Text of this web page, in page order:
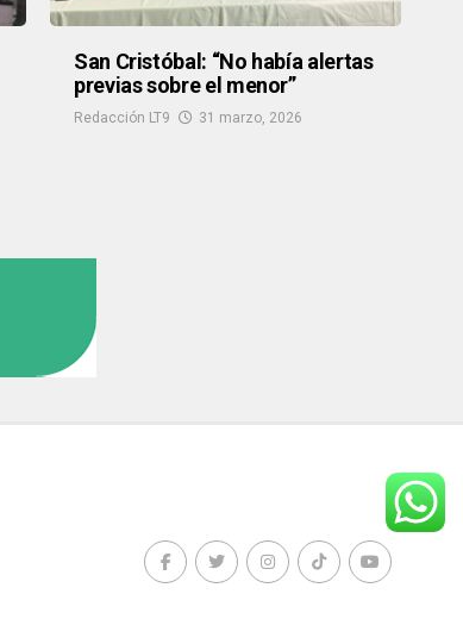
San Cristóbal: “No había alertas
previas sobre el menor”
Redacción LT9 31 marzo, 2026